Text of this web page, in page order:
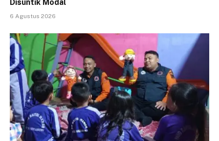
Disuntik Modal
6 Agustus 2026